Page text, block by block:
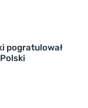
pogratulował